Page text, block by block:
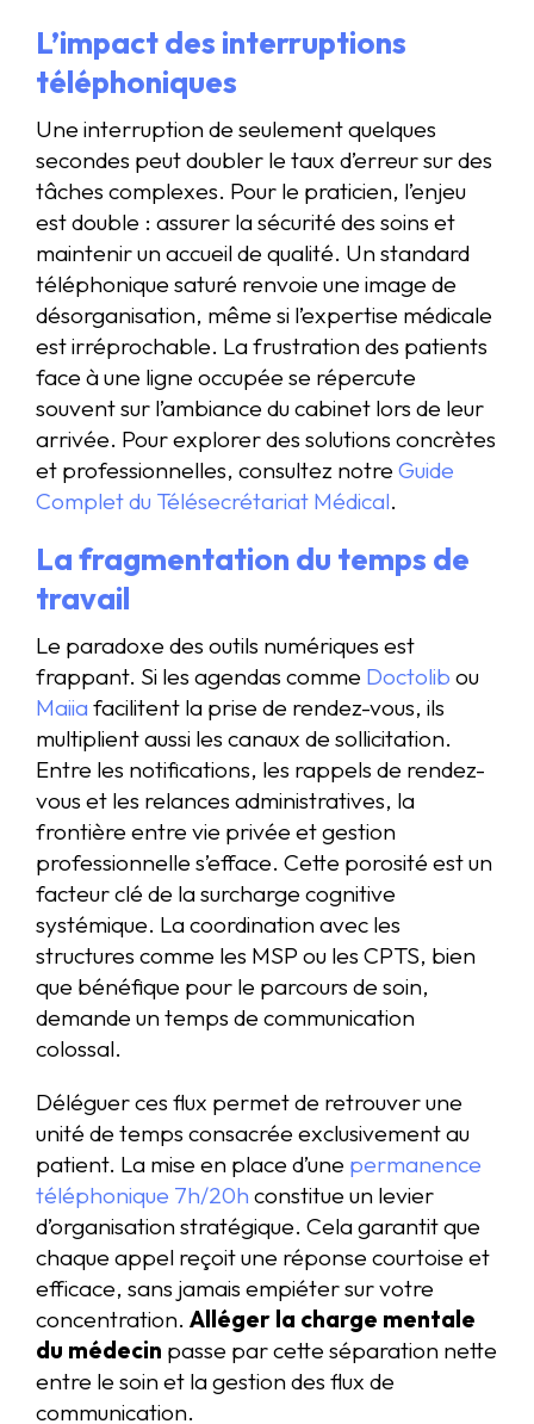
L’impact des interruptions
téléphoniques
Une interruption de seulement quelques
secondes peut doubler le taux d’erreur sur des
tâches complexes. Pour le praticien, l’enjeu
est double : assurer la sécurité des soins et
maintenir un accueil de qualité. Un standard
téléphonique saturé renvoie une image de
désorganisation, même si l’expertise médicale
est irréprochable. La frustration des patients
face à une ligne occupée se répercute
souvent sur l’ambiance du cabinet lors de leur
arrivée. Pour explorer des solutions concrètes
et professionnelles, consultez notre Guide
Complet du Télésecrétariat Médical.
La fragmentation du temps de
travail
Le paradoxe des outils numériques est
frappant. Si les agendas comme Doctolib ou
Maiia facilitent la prise de rendez-vous, ils
multiplient aussi les canaux de sollicitation.
Entre les notifications, les rappels de rendez-
vous et les relances administratives, la
frontière entre vie privée et gestion
professionnelle s’efface. Cette porosité est un
facteur clé de la surcharge cognitive
systémique. La coordination avec les
structures comme les MSP ou les CPTS, bien
que bénéfique pour le parcours de soin,
demande un temps de communication
colossal.
Déléguer ces flux permet de retrouver une
unité de temps consacrée exclusivement au
patient. La mise en place d’une permanence
téléphonique 7h/20h constitue un levier
d’organisation stratégique. Cela garantit que
chaque appel reçoit une réponse courtoise et
efficace, sans jamais empiéter sur votre
concentration. Alléger la charge mentale
du médecin passe par cette séparation nette
entre le soin et la gestion des flux de
communication.